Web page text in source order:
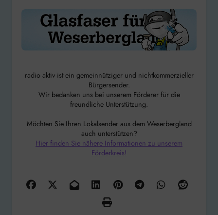
radio aktiv ist ein gemeinnütziger und nichtkommerzieller
Bürgersender.
Wir bedanken uns bei unserem Förderer für die
freundliche Unterstützung.
Möchten Sie Ihren Lokalsender aus dem Weserbergland
auch unterstützen?
Hier finden Sie nähere Informationen zu unserem
Förderkreis!